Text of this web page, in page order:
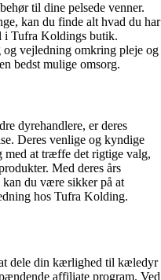
til dine pelsede venner.
kan du finde alt hvad du har
i Tufra Koldings butik.
vejledning omkring pleje og
bedst mulige omsorg.
dyrehandlere, er deres
Deres venlige og kyndige
med at træffe det rigtige valg,
Med deres års
du være sikker på at
hos Tufra Kolding.
dele din kærlighed til kæledyr
affiliate program. Ved